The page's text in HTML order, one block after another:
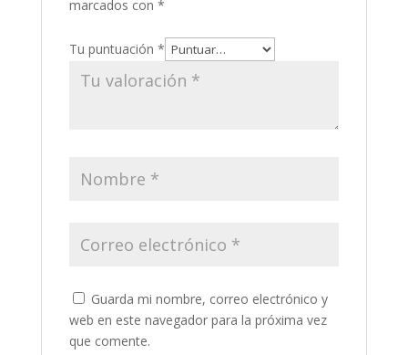
marcados con *
Tu puntuación *
Guarda mi nombre, correo electrónico y
web en este navegador para la próxima vez
que comente.